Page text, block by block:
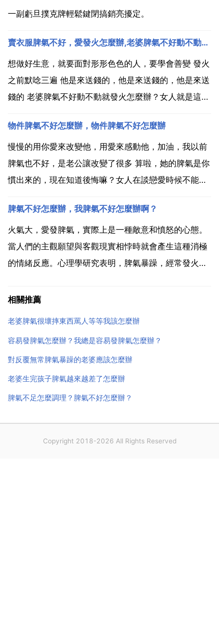
一副虧旦撲克牌輕鬆鍵閉搞銷亮擾定。
賣衣服脾氣不好，愛發火怎麼辦,老婆脾氣不好動不動就發火怎麼辦？
想做好生意，就要面對形形色色的人，要學會善變 發火
之前默唸三遍 他是來送錢的，他是來送錢的，他是來送
錢的 老婆脾氣不好動不動就發火怎麼辦？女人就是這
鬥。女人發脾氣是有原因的。我 一篇文章給你看看，也
許你會有些感悟 女人的脾氣常被歸類為無理取鬧，或是
任性刁...
物件脾氣不好怎麼辦，物件脾氣不好怎麼辦
慢慢的用你愛來改變他，用愛來感動他，加油，我以前
脾氣也不好，是老公讓改變了很多 算啦，她的脾氣是你
慣出來的，現在知道後悔嘛？女人在談戀愛時候不能總
不能剎手就走啦，你該負責，因為一切都是因你而起
的，結束也該你來 從現在開始，你不能總是慣著她啦，
應該拿出男...
脾氣不好怎麼辦，我脾氣不好怎麼辦啊？
火氣大，愛發脾氣，實際上是一種敵意和憤怒的心態。
當人們的主觀願望與客觀現實相悖時就會產生這種消極
的情緒反應。心理學研究表明，脾氣暴躁，經常發火，
的可能性。因此為了確保自己的身心健康，必須學會控
相關推薦
老婆脾氣很壞摔東西罵人等等我該怎麼辦
容易發脾氣怎麼辦？我總是容易發脾氣怎麼辦？
對反覆無常脾氣暴躁的老婆應該怎麼辦
老婆生完孩子脾氣越來越差了怎麼辦
脾氣不足怎麼調理？脾氣不好怎麼辦？
Copyright 2018-2026 All Rights Reserved